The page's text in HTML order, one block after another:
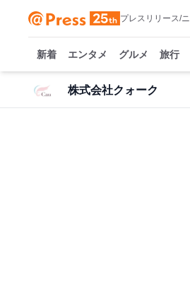
プレスリリース/
新着 エンタメ グルメ 旅行
株式会社クォーク